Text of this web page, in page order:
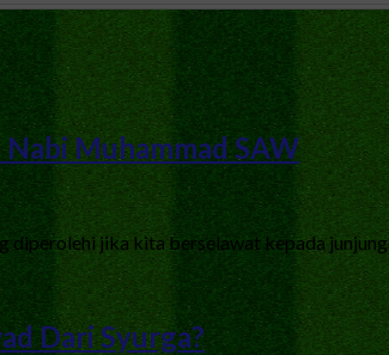
Muhammad SAW
diperolehi jika kita berselawat kepada
Dari Syurga?